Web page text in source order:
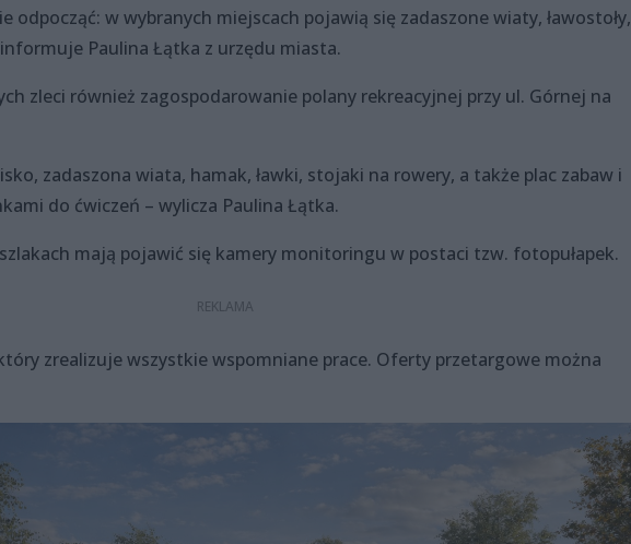
odpocząć: w wybranych miejscach pojawią się zadaszone wiaty, ławostoły,
Paulina Łątka z urzędu miasta.
zleci również zagospodarowanie polany rekreacyjnej przy ul. Górnej na
zadaszona wiata, hamak, ławki, stojaki na rowery, a także plac zabaw i
do ćwiczeń – wylicza Paulina Łątka.
mają pojawić się kamery monitoringu w postaci tzw. fotopułapek.
zrealizuje wszystkie wspomniane prace. Oferty przetargowe można